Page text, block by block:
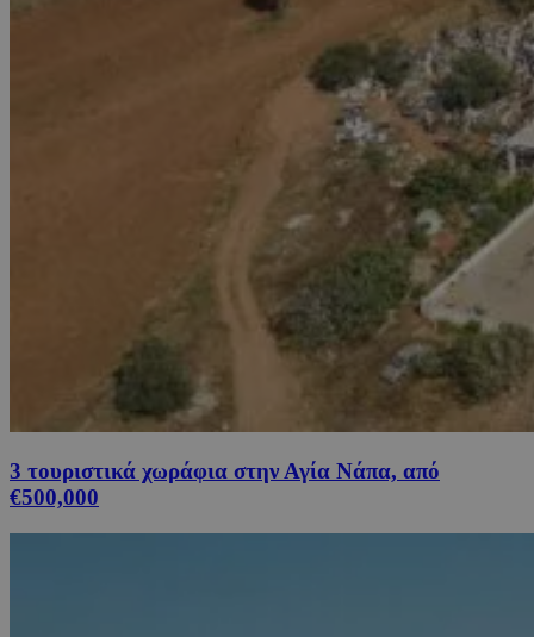
3 τουριστικά χωράφια στην Αγία Νάπα, από
€500,000